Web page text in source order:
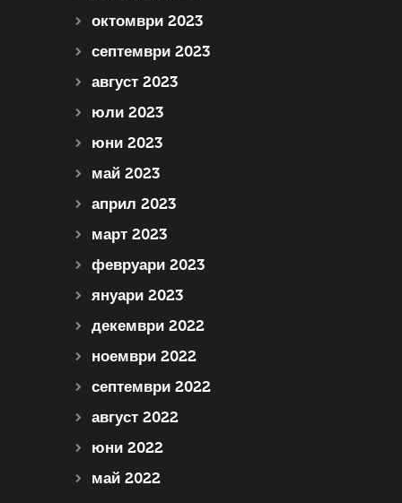
октомври 2023
септември 2023
август 2023
юли 2023
юни 2023
май 2023
април 2023
март 2023
февруари 2023
януари 2023
декември 2022
ноември 2022
септември 2022
август 2022
юни 2022
май 2022